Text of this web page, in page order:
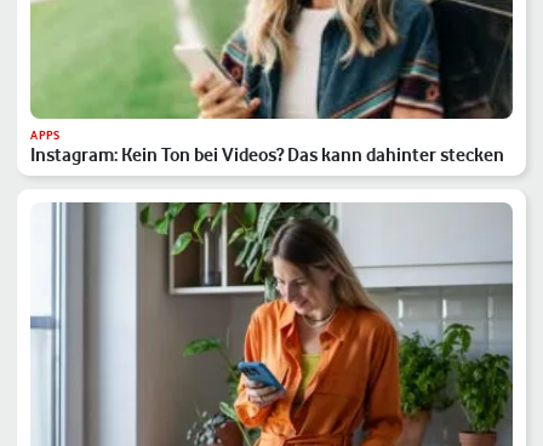
APPS
Instagram: Kein Ton bei Videos? Das kann dahinter stecken